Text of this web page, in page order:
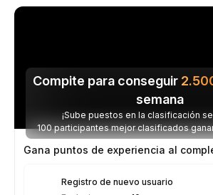
Compite para conseguir
semana
¡Sube puestos en la clasificación
100 participantes mejor clasificados
parte de los 2.500 USDT
Gana puntos de experiencia al
Registro de nuevo usuario